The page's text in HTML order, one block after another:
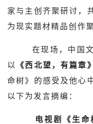
家与主创齐聚研讨，
为现实题材精品创作
在现场，中国文
以
《西北望，有篇章》
命树》的感受及他心
以下为发言摘编：
电视剧《生